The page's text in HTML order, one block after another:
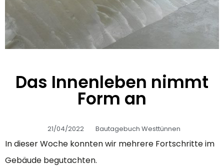
Das Innenleben nimmt
Form an
21/04/2022 Bautagebuch Westtünnen
In dieser Woche konnten wir mehrere Fortschritte im
Gebäude begutachten.